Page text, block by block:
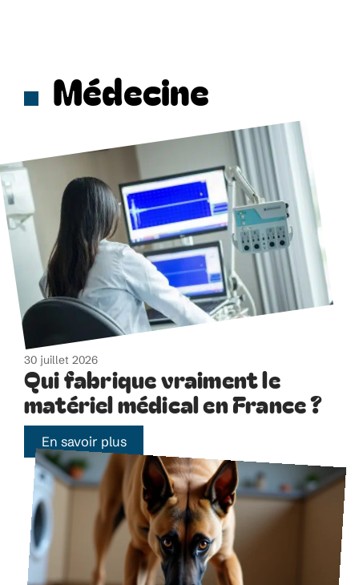
Médecine
30 juillet 2026
Qui fabrique vraiment le
matériel médical en France ?
En savoir plus